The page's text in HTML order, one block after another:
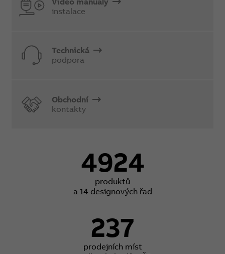
instalace
Technická
podpora
Obchodní
kontakty
4924
produktů
a 14 designových řad
237
prodejních míst